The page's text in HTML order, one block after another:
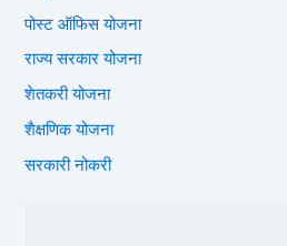
पोस्ट ऑफिस योजना
राज्य सरकार योजना
शेतकरी योजना
शैक्षणिक योजना
सरकारी नोकरी